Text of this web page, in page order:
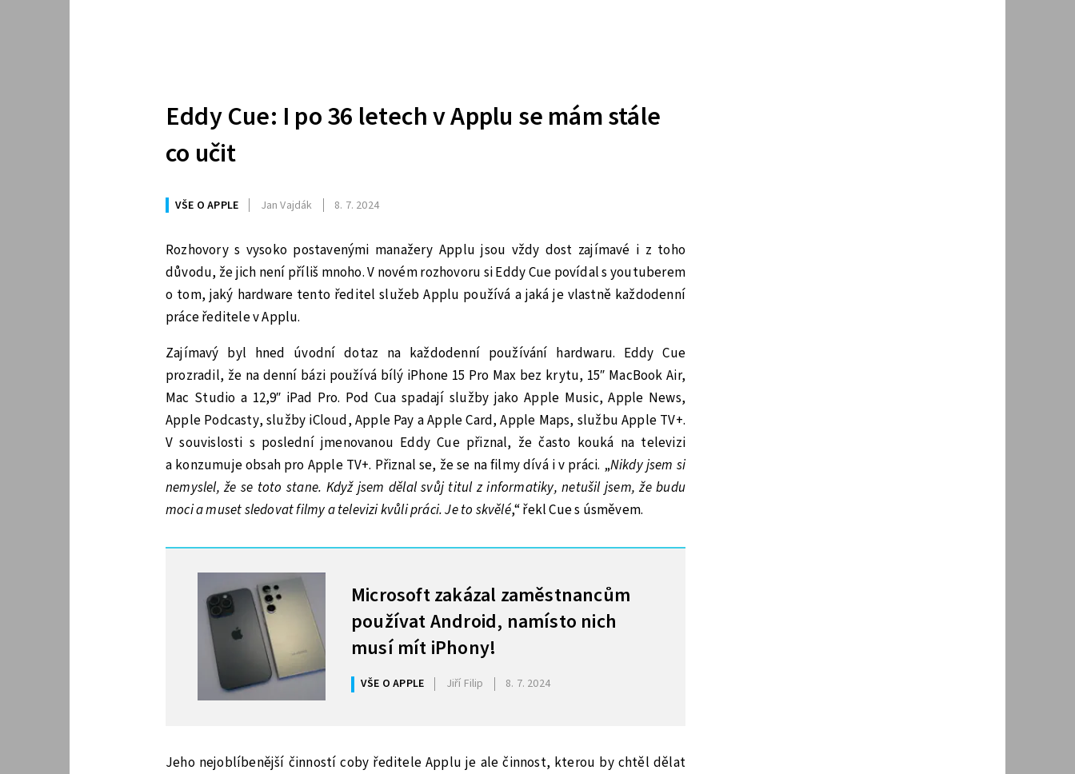
Eddy Cue: I po 36 letech v Applu se mám stále
co učit
VŠE O APPLE Jan Vajdák 8. 7. 2024
Rozhovory s vysoko postavenými manažery Applu jsou vždy dost zajímavé i z toho
důvodu, že jich není příliš mnoho. V novém rozhovoru si Eddy Cue povídal s youtuberem
o tom, jaký hardware tento ředitel služeb Applu používá a jaká je vlastně každodenní
práce ředitele v Applu.
Zajímavý byl hned úvodní dotaz na každodenní používání hardwaru. Eddy Cue
prozradil, že na denní bázi používá bílý iPhone 15 Pro Max bez krytu, 15″ MacBook Air,
Mac Studio a 12,9″ iPad Pro. Pod Cua spadají služby jako Apple Music, Apple News,
Apple Podcasty, služby iCloud, Apple Pay a Apple Card, Apple Maps, službu Apple TV+.
V souvislosti s poslední jmenovanou Eddy Cue přiznal, že často kouká na televizi
a konzumuje obsah pro Apple TV+. Přiznal se, že se na filmy dívá i v práci. „Nikdy jsem si
nemyslel, že se toto stane. Když jsem dělal svůj titul z informatiky, netušil jsem, že budu
moci a muset sledovat filmy a televizi kvůli práci. Je to skvělé,“ řekl Cue s úsměvem.
Microsoft zakázal zaměstnancům
používat Android, namísto nich
musí mít iPhony!
VŠE O APPLE Jiří Filip 8. 7. 2024
Jeho nejoblíbenější činností coby ředitele Applu je ale činnost, kterou by chtěl dělat